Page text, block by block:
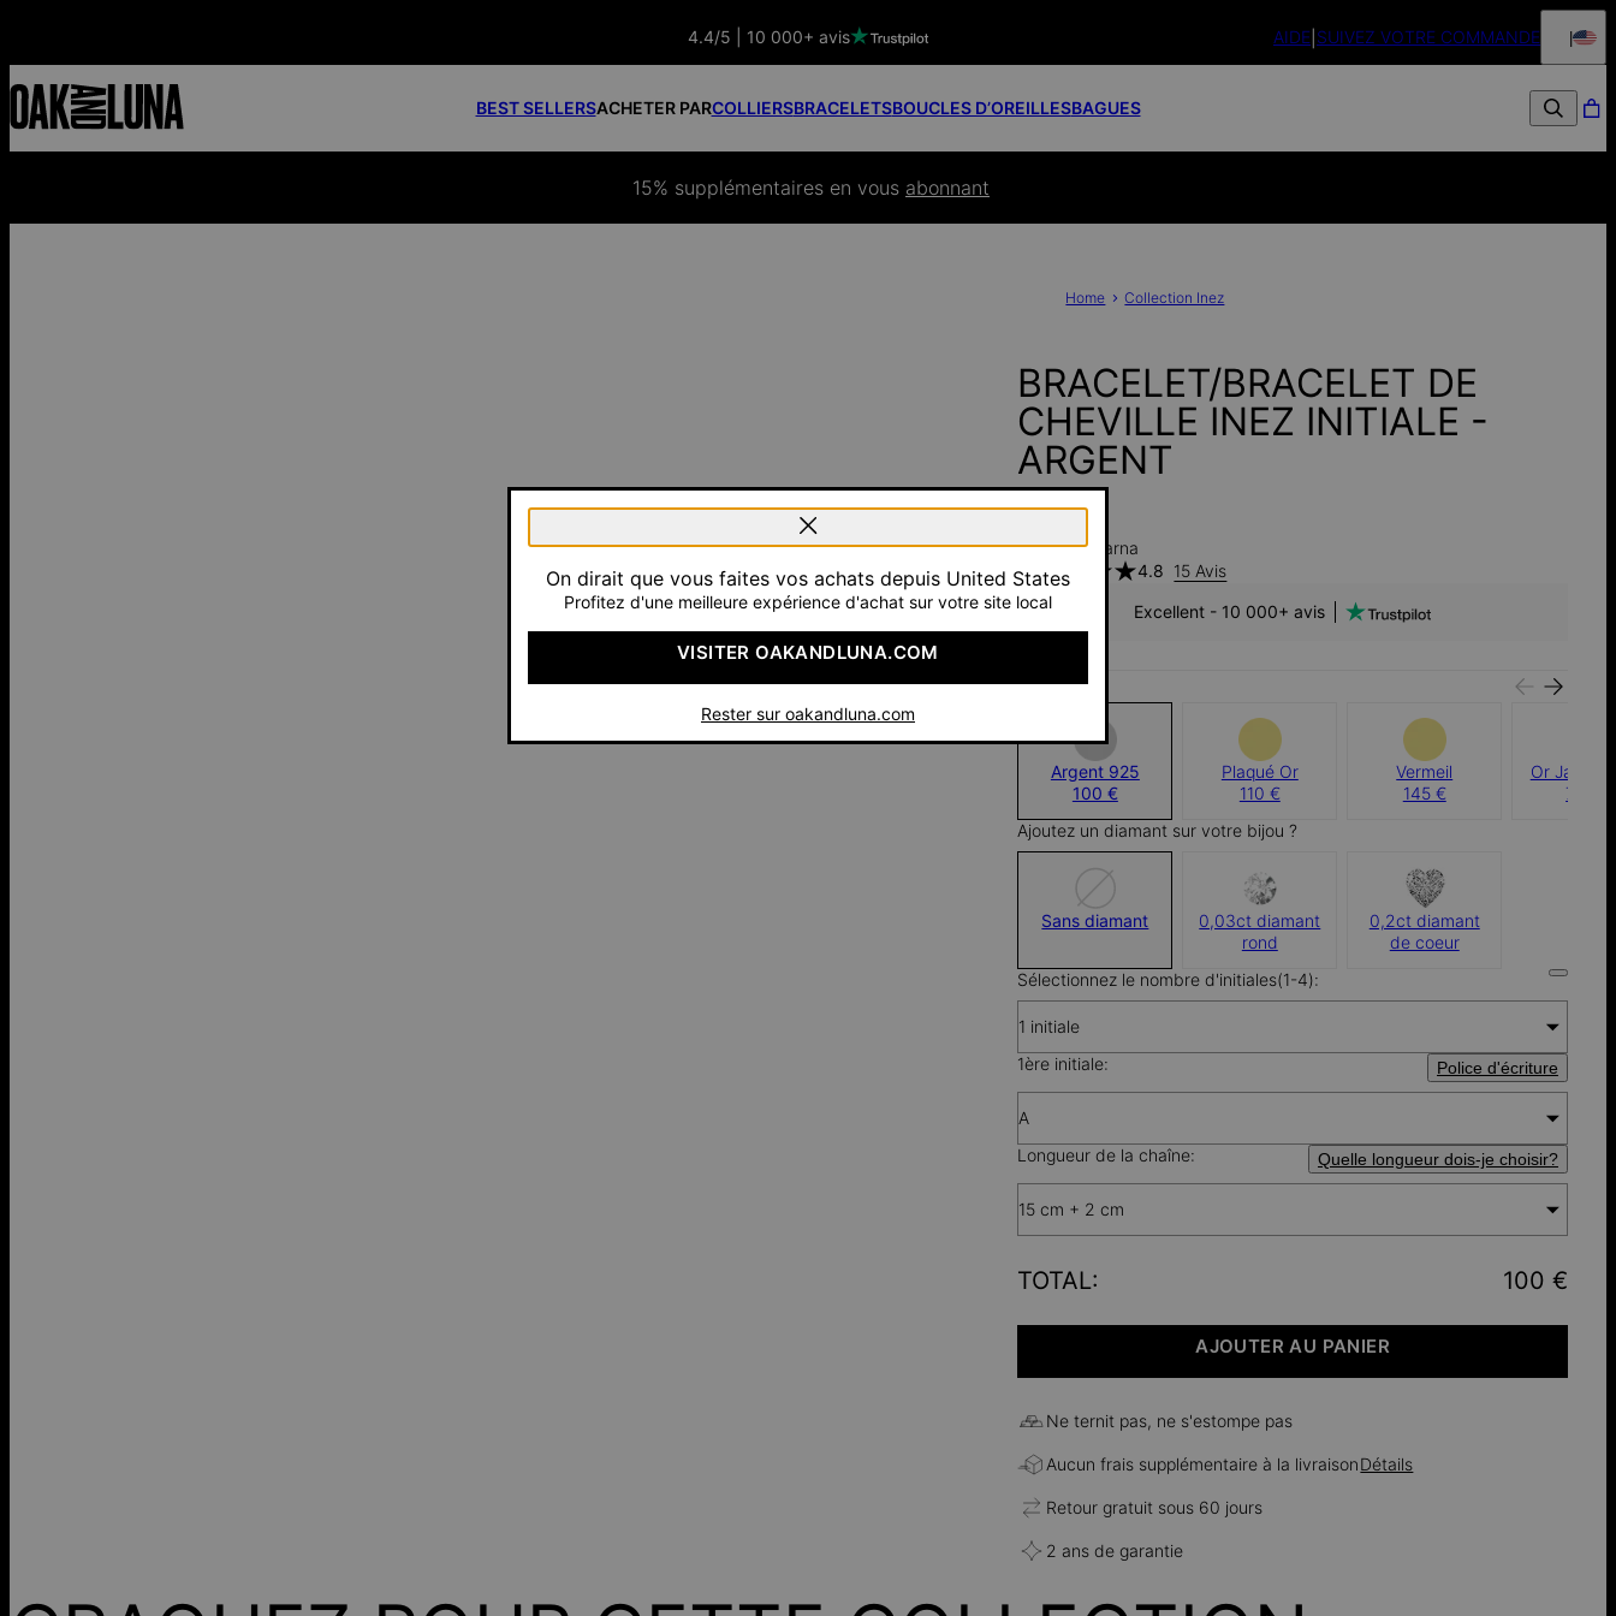
4.4/5 | 10 000+ avis AIDE SUIVEZ VOTRE COMMANDE
BEST SELLERSACHETER PARCOLLIERSBRACELETSBOUCLES D’OREILLESBAGUES
15% supplémentaires en vous abonnant
Home Collection Inez
BRACELET/BRACELET DE
CHEVILLE INEZ INITIALE -
ARGENT
Pay with Klarna
4.8 15 Avis
Excellent - 10 000+ avis
Matériau:
Argent 925
100 €
Plaqué Or
110 €
Vermeil
145 €
Or Jaune
700 €
Ajoutez un diamant sur votre bijou ?
Sans diamant
0,03ct diamant
rond
0,2ct diamant
de coeur
Sélectionnez le nombre d'initiales(1-4):
1 initiale
1ère initiale:
Police d'écriture
A
Longueur de la chaîne:
Quelle longueur dois-je choisir?
15 cm + 2 cm
TOTAL: 100 €
AJOUTER AU PANIER
Ne ternit pas, ne s'estompe pas
Aucun frais supplémentaire à la livraisonDétails
Retour gratuit sous 60 jours
2 ans de garantie
On dirait que vous faites vos achats depuis United States
Profitez d'une meilleure expérience d'achat sur votre site local
VISITER OAKANDLUNA.COM
Rester sur oakandluna.com